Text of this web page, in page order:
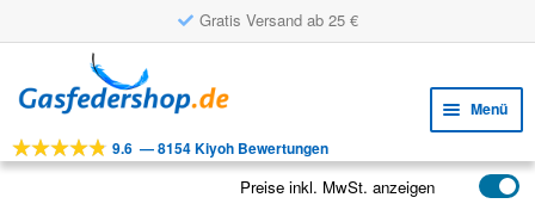
Gratis Versand ab 25 €
Navigation
springen
Inhalt
springen
Menü
Werkzeuge
9.6 —8154 Kiyoh Bewertungen
Preise inkl. MwSt. anzeigen